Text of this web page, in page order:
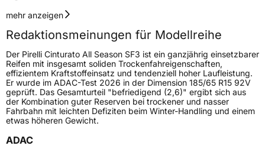
Geschwindigkeitsindex
Höchstgeschwindigkeit
270 km/h
Lastindex99
Höchstlast775 kg
Gewicht (in kg) 9,517 kg
mehr anzeigen
Redaktionsmeinungen für Modellreihe
Der Pirelli Cinturato All Season SF3 ist ein ganzjährig einsetzbarer
Reifen mit insgesamt soliden Trockenfahreigenschaften,
effizientem Kraftstoffeinsatz und tendenziell hoher Laufleistung.
Er wurde im ADAC-Test 2026 in der Dimension 185/65 R15 92V
geprüft. Das Gesamturteil "befriedigend (2,6)" ergibt sich aus
der Kombination guter Reserven bei trockener und nasser
Fahrbahn mit leichten Defiziten beim Winter-Handling und einem
etwas höheren Gewicht.
ADAC